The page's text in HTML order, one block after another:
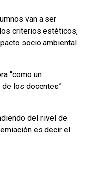
van a ser
criterios estéticos,
socio ambiental
“como un
los docentes”
del nivel de
es decir el